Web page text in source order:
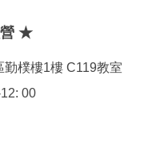
營 ★
樸樓1樓 C119教室
00